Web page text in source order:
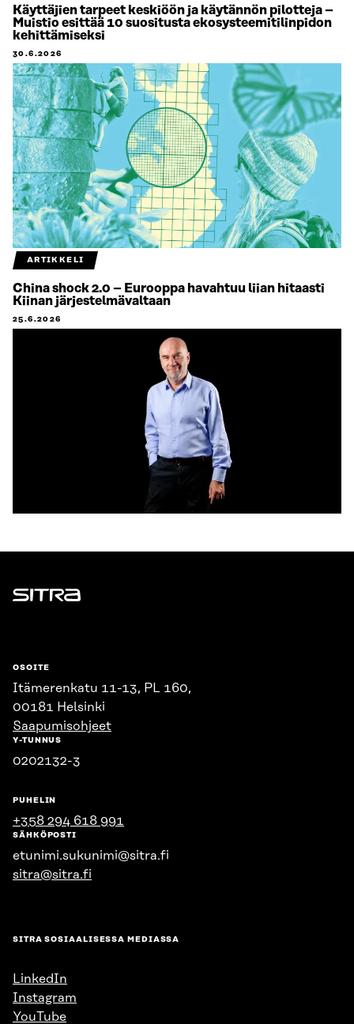
Käyttäjien tarpeet keskiöön ja käytännön pilotteja –
Muistio esittää 10 suositusta ekosysteemitilinpidon
kehittämiseksi
30.6.2026
ARTIKKELI
China shock 2.0 – Eurooppa havahtuu liian hitaasti
Kiinan järjestelmävaltaan
25.6.2026
Sitra
OSOITE
Itämerenkatu 11-13, PL 160,
00181 Helsinki
Saapumisohjeet
Y-TUNNUS
0202132-3
PUHELIN
+358 294 618 991
SÄHKÖPOSTI
etunimi.sukunimi@sitra.fi
sitra@sitra.fi
SITRA SOSIAALISESSA MEDIASSA
LinkedIn
Instagram
YouTube